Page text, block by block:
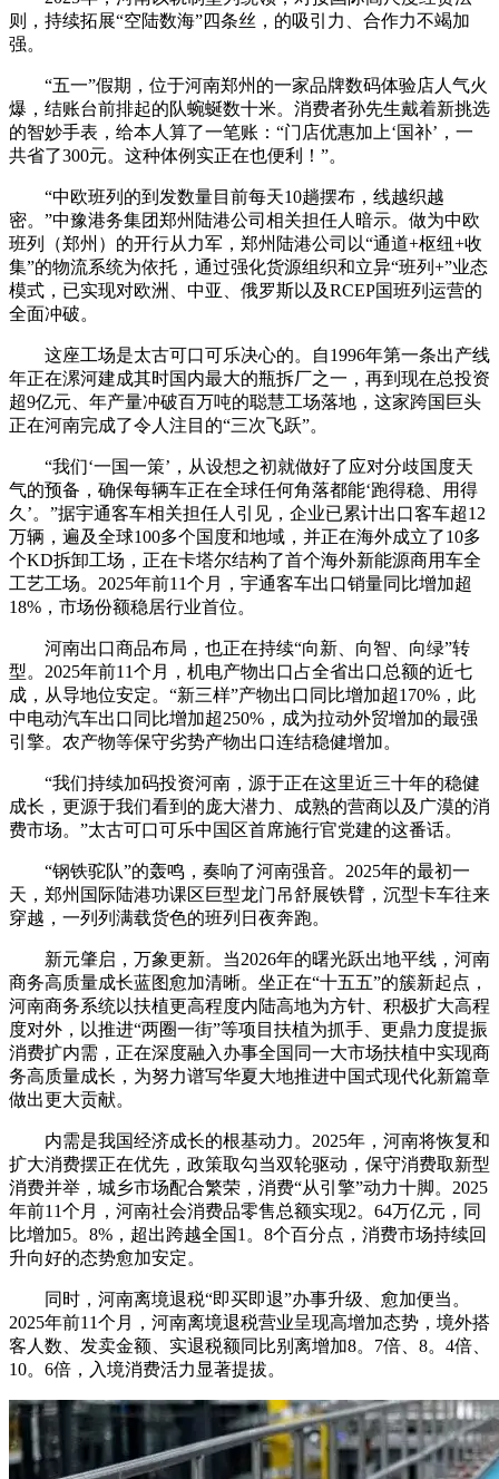
则，持续拓展“空陆数海”四条丝，的吸引力、合作力不竭加
强。
“五一”假期，位于河南郑州的一家品牌数码体验店人气火
爆，结账台前排起的队蜿蜒数十米。消费者孙先生戴着新挑选
的智妙手表，给本人算了一笔账：“门店优惠加上‘国补’，一
共省了300元。这种体例实正在也便利！”。
“中欧班列的到发数量目前每天10趟摆布，线越织越
密。”中豫港务集团郑州陆港公司相关担任人暗示。做为中欧
班列（郑州）的开行从力军，郑州陆港公司以“通道+枢纽+收
集”的物流系统为依托，通过强化货源组织和立异“班列+”业态
模式，已实现对欧洲、中亚、俄罗斯以及RCEP国班列运营的
全面冲破。
这座工场是太古可口可乐决心的。自1996年第一条出产线
年正在漯河建成其时国内最大的瓶拆厂之一，再到现在总投资
超9亿元、年产量冲破百万吨的聪慧工场落地，这家跨国巨头
正在河南完成了令人注目的“三次飞跃”。
“我们‘一国一策’，从设想之初就做好了应对分歧国度天
气的预备，确保每辆车正在全球任何角落都能‘跑得稳、用得
久’。”据宇通客车相关担任人引见，企业已累计出口客车超12
万辆，遍及全球100多个国度和地域，并正在海外成立了10多
个KD拆卸工场，正在卡塔尔结构了首个海外新能源商用车全
工艺工场。2025年前11个月，宇通客车出口销量同比增加超
18%，市场份额稳居行业首位。
河南出口商品布局，也正在持续“向新、向智、向绿”转
型。2025年前11个月，机电产物出口占全省出口总额的近七
成，从导地位安定。“新三样”产物出口同比增加超170%，此
中电动汽车出口同比增加超250%，成为拉动外贸增加的最强
引擎。农产物等保守劣势产物出口连结稳健增加。
“我们持续加码投资河南，源于正在这里近三十年的稳健
成长，更源于我们看到的庞大潜力、成熟的营商以及广漠的消
费市场。”太古可口可乐中国区首席施行官党建的这番话。
“钢铁驼队”的轰鸣，奏响了河南强音。2025年的最初一
天，郑州国际陆港功课区巨型龙门吊舒展铁臂，沉型卡车往来
穿越，一列列满载货色的班列日夜奔跑。
新元肇启，万象更新。当2026年的曙光跃出地平线，河南
商务高质量成长蓝图愈加清晰。坐正在“十五五”的簇新起点，
河南商务系统以扶植更高程度内陆高地为方针、积极扩大高程
度对外，以推进“两圈一街”等项目扶植为抓手、更鼎力度提振
消费扩内需，正在深度融入办事全国同一大市场扶植中实现商
务高质量成长，为努力谱写华夏大地推进中国式现代化新篇章
做出更大贡献。
内需是我国经济成长的根基动力。2025年，河南将恢复和
扩大消费摆正在优先，政策取勾当双轮驱动，保守消费取新型
消费并举，城乡市场配合繁荣，消费“从引擎”动力十脚。2025
年前11个月，河南社会消费品零售总额实现2。64万亿元，同
比增加5。8%，超出跨越全国1。8个百分点，消费市场持续回
升向好的态势愈加安定。
同时，河南离境退税“即买即退”办事升级、愈加便当。
2025年前11个月，河南离境退税营业呈现高增加态势，境外搭
客人数、发卖金额、实退税额同比别离增加8。7倍、8。4倍、
10。6倍，入境消费活力显著提拔。